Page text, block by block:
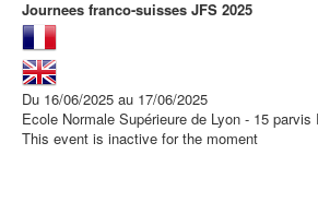
Journees franco-suisses JFS 2025
Du 16/06/2025 au 17/06/2025
Ecole Normale Supérieure de Lyon - 15
This event is inactive for the moment